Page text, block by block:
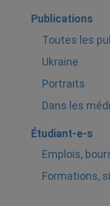
Publications
Toutes les
Ukraine
Portraits
Dans les
Étudiant-e-s
Emplois,
Formations,